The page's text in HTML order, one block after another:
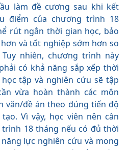
làm đề cương sau khi kết
điểm của chương trình 18
rút ngắn thời gian học, bảo
và tốt nghiệp sớm hơn so
nhiên, chương trình này
có khả năng sắp xếp thời
tập và nghiên cứu sẽ tập
vừa hoàn thành các môn
văn/đề án theo đúng tiến độ
Vì vậy, học viên nên cân
18 tháng nếu có đủ thời
lực nghiên cứu và mong